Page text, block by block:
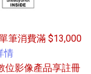
筆消費滿 $13,000
情
影像產品享註冊